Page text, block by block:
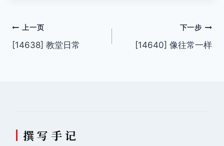
文
章
上一页
[14638] 教堂日常
下一步
[14640] 像往常一样
撰 写 手 记